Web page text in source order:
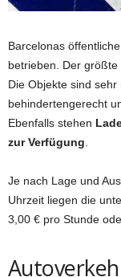
Barcelonas
betrieben. Der größte
Die Objekte sind sehr
behindertengerecht
Ebenfalls stehen
zur Verfügung
Je nach Lage und
Uhrzeit liegen die
3,00 € pro Stunde